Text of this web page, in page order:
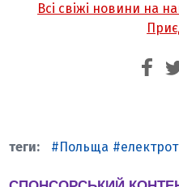
Всі свіжі новини на
Польща